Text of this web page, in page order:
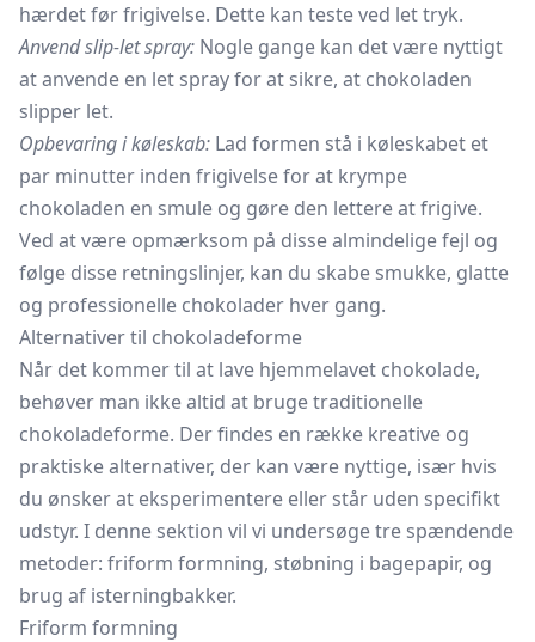
hærdet før frigivelse. Dette kan teste ved let tryk.
Anvend slip-let spray: Nogle gange kan det være nyttigt
at anvende en let spray for at sikre, at chokoladen
slipper let.
Opbevaring i køleskab: Lad formen stå i køleskabet et
par minutter inden frigivelse for at krympe
chokoladen en smule og gøre den lettere at frigive.
Ved at være opmærksom på disse almindelige fejl og
følge disse retningslinjer, kan du skabe smukke, glatte
og professionelle chokolader hver gang.
Alternativer til chokoladeforme
Når det kommer til at lave hjemmelavet chokolade,
behøver man ikke altid at bruge traditionelle
chokoladeforme. Der findes en række kreative og
praktiske alternativer, der kan være nyttige, især hvis
du ønsker at eksperimentere eller står uden specifikt
udstyr. I denne sektion vil vi undersøge tre spændende
metoder: friform formning, støbning i bagepapir, og
brug af isterningbakker.
Friform formning